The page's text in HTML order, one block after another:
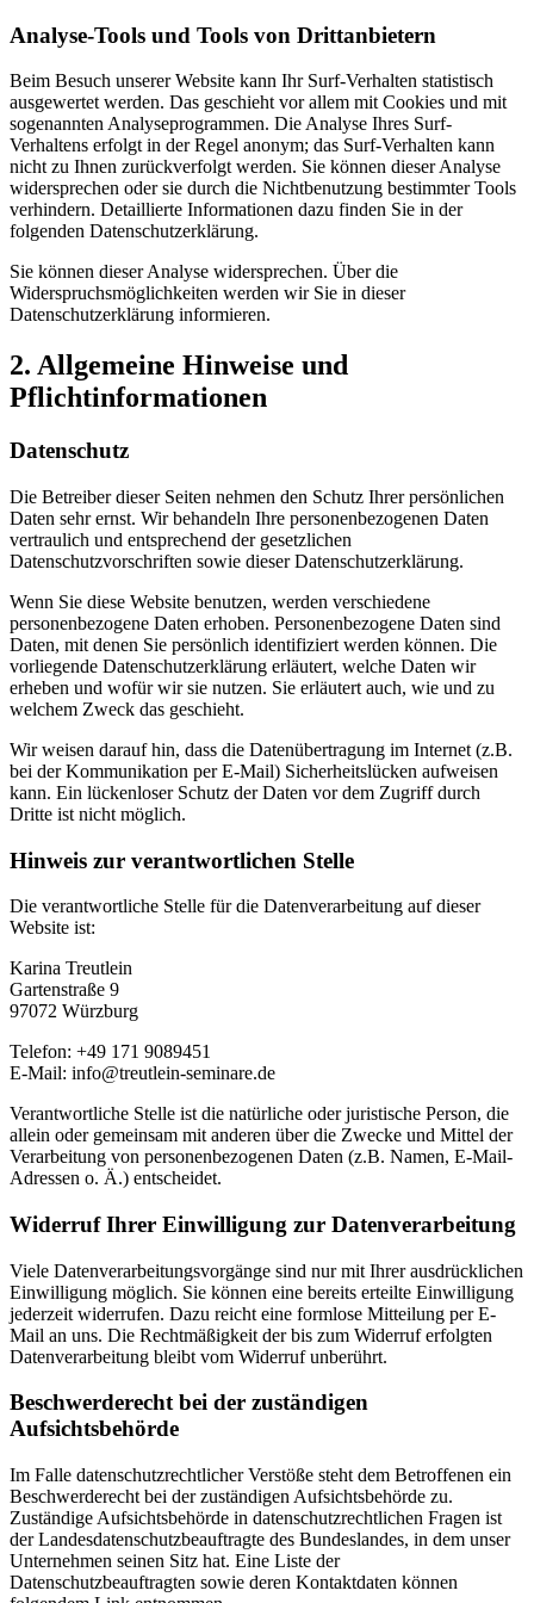
Analyse-Tools und Tools von Drittanbietern
Beim Besuch unserer Website kann Ihr Surf-Verhalten statistisch
ausgewertet werden. Das geschieht vor allem mit Cookies und mit
sogenannten Analyseprogrammen. Die Analyse Ihres Surf-
Verhaltens erfolgt in der Regel anonym; das Surf-Verhalten kann
nicht zu Ihnen zurückverfolgt werden. Sie können dieser Analyse
widersprechen oder sie durch die Nichtbenutzung bestimmter Tools
verhindern. Detaillierte Informationen dazu finden Sie in der
folgenden Datenschutzerklärung.
Sie können dieser Analyse widersprechen. Über die
Widerspruchsmöglichkeiten werden wir Sie in dieser
Datenschutzerklärung informieren.
2. Allgemeine Hinweise und
Pflichtinformationen
Datenschutz
Die Betreiber dieser Seiten nehmen den Schutz Ihrer persönlichen
Daten sehr ernst. Wir behandeln Ihre personenbezogenen Daten
vertraulich und entsprechend der gesetzlichen
Datenschutzvorschriften sowie dieser Datenschutzerklärung.
Wenn Sie diese Website benutzen, werden verschiedene
personenbezogene Daten erhoben. Personenbezogene Daten sind
Daten, mit denen Sie persönlich identifiziert werden können. Die
vorliegende Datenschutzerklärung erläutert, welche Daten wir
erheben und wofür wir sie nutzen. Sie erläutert auch, wie und zu
welchem Zweck das geschieht.
Wir weisen darauf hin, dass die Datenübertragung im Internet (z.B.
bei der Kommunikation per E-Mail) Sicherheitslücken aufweisen
kann. Ein lückenloser Schutz der Daten vor dem Zugriff durch
Dritte ist nicht möglich.
Hinweis zur verantwortlichen Stelle
Die verantwortliche Stelle für die Datenverarbeitung auf dieser
Website ist:
Karina Treutlein
Gartenstraße 9
97072 Würzburg
Telefon: +49 171 9089451
E-Mail: info@treutlein-seminare.de
Verantwortliche Stelle ist die natürliche oder juristische Person, die
allein oder gemeinsam mit anderen über die Zwecke und Mittel der
Verarbeitung von personenbezogenen Daten (z.B. Namen, E-Mail-
Adressen o. Ä.) entscheidet.
Widerruf Ihrer Einwilligung zur Datenverarbeitung
Viele Datenverarbeitungsvorgänge sind nur mit Ihrer ausdrücklichen
Einwilligung möglich. Sie können eine bereits erteilte Einwilligung
jederzeit widerrufen. Dazu reicht eine formlose Mitteilung per E-
Mail an uns. Die Rechtmäßigkeit der bis zum Widerruf erfolgten
Datenverarbeitung bleibt vom Widerruf unberührt.
Beschwerderecht bei der zuständigen
Aufsichtsbehörde
Im Falle datenschutzrechtlicher Verstöße steht dem Betroffenen ein
Beschwerderecht bei der zuständigen Aufsichtsbehörde zu.
Zuständige Aufsichtsbehörde in datenschutzrechtlichen Fragen ist
der Landesdatenschutzbeauftragte des Bundeslandes, in dem unser
Unternehmen seinen Sitz hat. Eine Liste der
Datenschutzbeauftragten sowie deren Kontaktdaten können